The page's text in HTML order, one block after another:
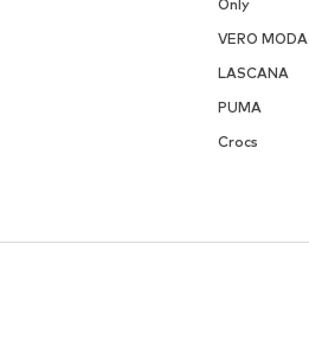
Only
VERO MODA
LASCANA
PUMA
Crocs